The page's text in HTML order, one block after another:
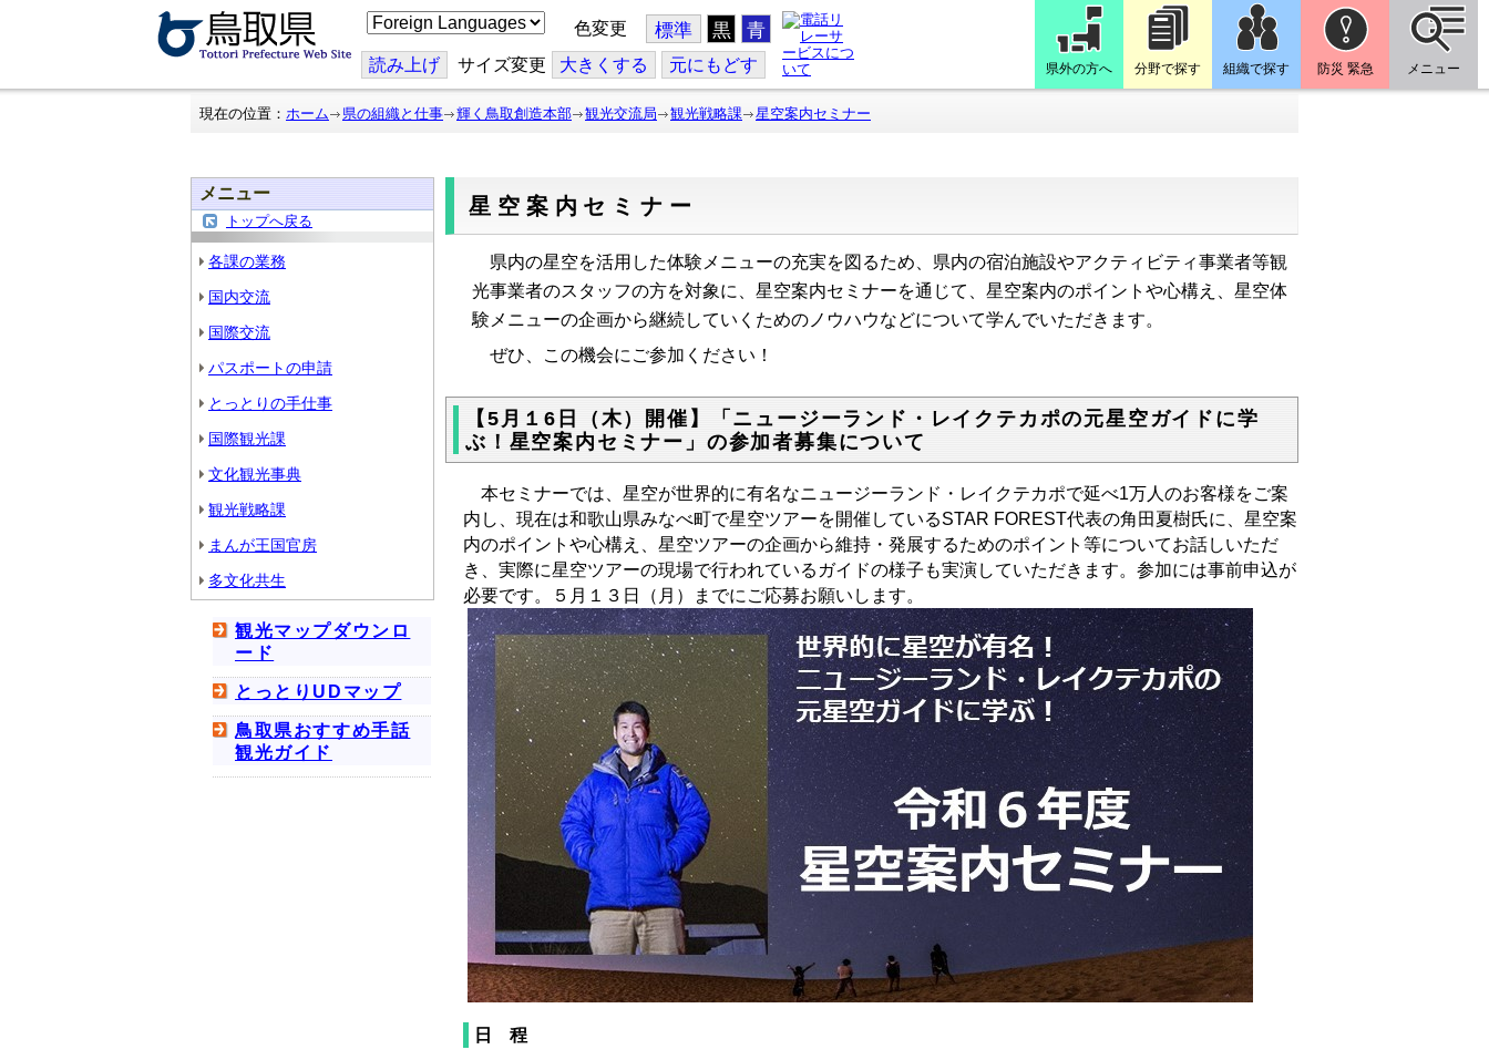
こ
の
ジ
を
翻
色変更 標準 黒 青
読み上げ サイズ変更 大きくする 元にもどす 県外の方へ 分野で探す 組織で探す 防災 緊急 メニュー
現在の位置： ホーム 県の組織と仕事 輝く鳥取創造本部 観光交流局 観光戦略課 星空案内セミナー
メニュー
トップへ戻る
各課の業務
国内交流
国際交流
パスポートの申請
とっとりの手仕事
国際観光課
文化観光事典
観光戦略課
まんが王国官房
多文化共生
観光マップダウンロ
ード
とっとりUDマップ
鳥取県おすすめ手話
観光ガイド
星空案内セミナー
県内の星空を活用した体験メニューの充実を図るため、県内の宿泊施設やアクティビティ事業者等観
光事業者のスタッフの方を対象に、星空案内セミナーを通じて、星空案内のポイントや心構え、星空体
験メニューの企画から継続していくためのノウハウなどについて学んでいただきます。
ぜひ、この機会にご参加ください！
【5月１6日（木）開催】「ニュージーランド・レイクテカポの元星空ガイドに学
ぶ！星空案内セミナー」の参加者募集について
本セミナーでは、星空が世界的に有名なニュージーランド・レイクテカポで延べ1万人のお客様をご案
内し、現在は和歌山県みなべ町で星空ツアーを開催しているSTAR FOREST代表の角田夏樹氏に、星空案
内のポイントや心構え、星空ツアーの企画から維持・発展するためのポイント等についてお話しいただ
き、実際に星空ツアーの現場で行われているガイドの様子も実演していただきます。参加には事前申込が
必要です。５月１３日（月）までにご応募お願いします。
日 程